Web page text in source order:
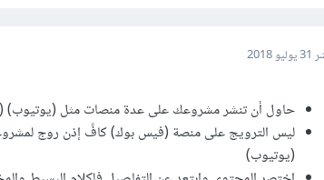
31 يوليو 2018
حاول أن تنشر مشروعك على عدة منصات مثل (يوتيوب)
ليس الترويج على منصة (فيس بوك) كافً إذن روج
(يوتيوب)